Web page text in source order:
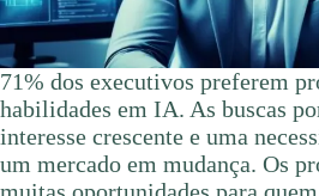
71% dos executivos preferem
habilidades em IA. As buscas
interesse crescente e uma
um mercado em mudança. Os